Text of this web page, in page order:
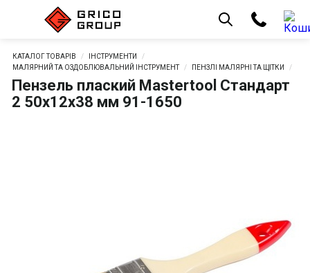
КАТАЛОГ ТОВАРІВ
ІНСТРУМЕНТИ
МАЛЯРНИЙ ТА ОЗДОБЛЮВАЛЬНИЙ ІНСТРУМЕНТ
ПЕНЗЛІ МАЛЯРНІ ТА ЩІТКИ
Пензель плаский Mastertool Стандарт
2 50х12х38 мм 91-1650